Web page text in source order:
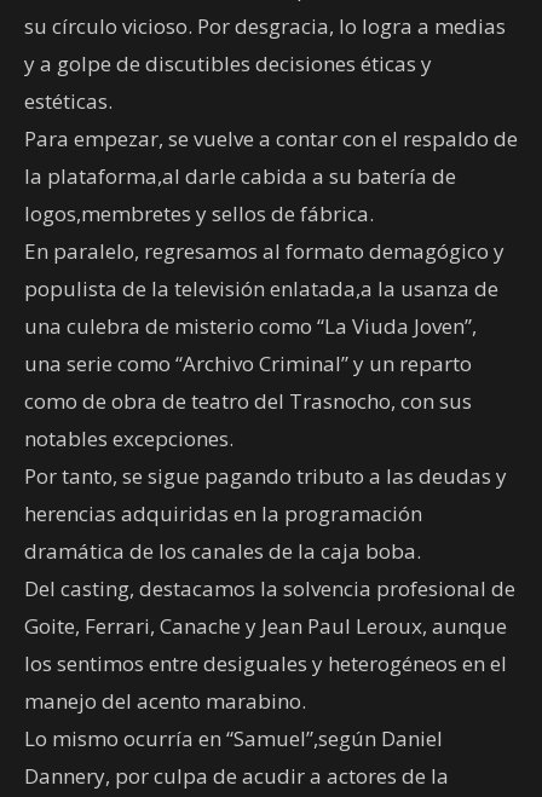
su círculo vicioso. Por desgracia, lo logra a medias
y a golpe de discutibles decisiones éticas y
estéticas.
Para empezar, se vuelve a contar con el respaldo de
la plataforma,al darle cabida a su batería de
logos,membretes y sellos de fábrica.
En paralelo, regresamos al formato demagógico y
populista de la televisión enlatada,a la usanza de
una culebra de misterio como “La Viuda Joven”,
una serie como “Archivo Criminal” y un reparto
como de obra de teatro del Trasnocho, con sus
notables excepciones.
Por tanto, se sigue pagando tributo a las deudas y
herencias adquiridas en la programación
dramática de los canales de la caja boba.
Del casting, destacamos la solvencia profesional de
Goite, Ferrari, Canache y Jean Paul Leroux, aunque
los sentimos entre desiguales y heterogéneos en el
manejo del acento marabino.
Lo mismo ocurría en “Samuel”,según Daniel
Dannery, por culpa de acudir a actores de la